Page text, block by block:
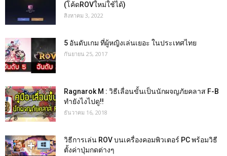
(โค้ดROVใหม่ใช้ได้)
สิงหาคม 3, 2022
5 อันดับเกม ที่ผู้หญิงเล่นเยอะ ในประเทศไทย
กันยายน 25, 2017
Ragnarok M : วิธีเลื่อนขั้นเป็นนักผจญภัยคลาส F-B
ทำยังไงไปดู!!
ธันวาคม 16, 2018
วิธีการเล่น ROV บนเครื่องคอมพิวเตอร์ PC พร้อมวิธี
ตั้งค่าปุ่มกดต่างๆ